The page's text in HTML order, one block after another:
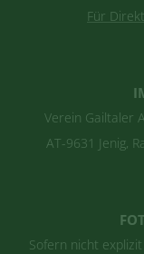
Für
Verein Gailtaler
AT-9631 Jenig,
Sofern nicht